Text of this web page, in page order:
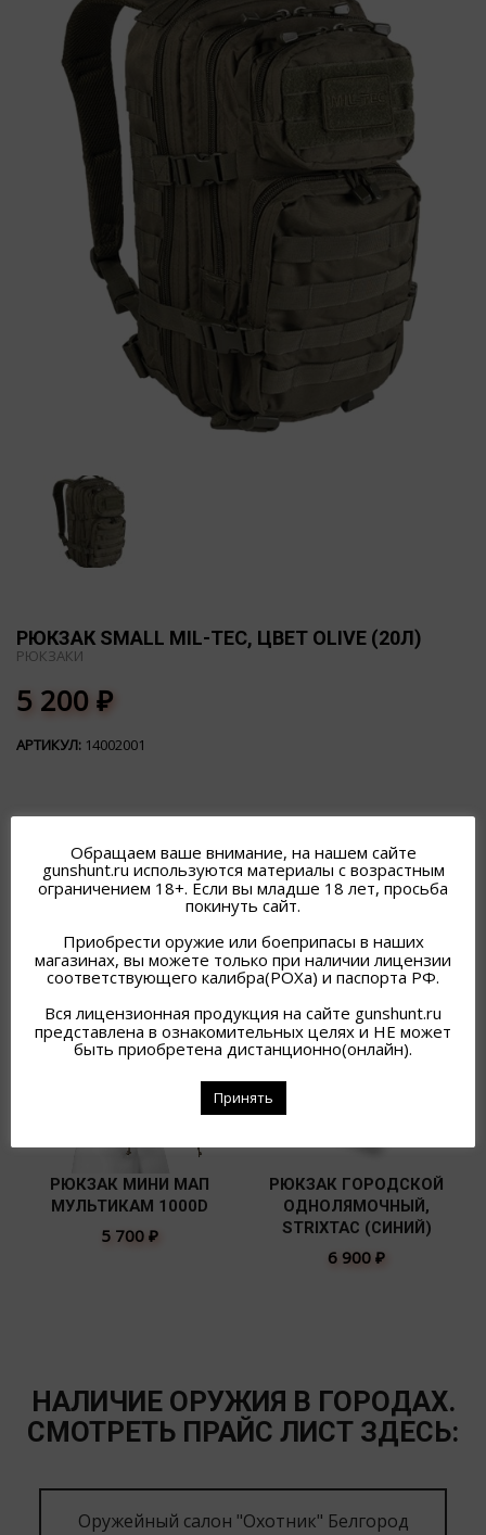
РЮКЗАК SMALL MIL-TEC, ЦВЕТ OLIVE (20Л)
РЮКЗАКИ
5 200₽
АРТИКУЛ: 14002001
ПОХОЖИЕ ТОВАРЫ
РЮКЗАК МИНИ МАП
МУЛЬТИКАМ 1000D
5 700 ₽
РЮКЗАК ГОРОДСКОЙ
ОДНОЛЯМОЧНЫЙ,
STRIXTAC (СИНИЙ)
6 900 ₽
НАЛИЧИЕ ОРУЖИЯ В ГОРОДАХ.
СМОТРЕТЬ ПРАЙС ЛИСТ ЗДЕСЬ:
Оружейный салон "Охотник" Белгород
Обращаем ваше внимание, на нашем сайте
gunshunt.ru используются материалы с возрастным
ограничением 18+. Если вы младше 18 лет, просьба
покинуть сайт.
Приобрести оружие или боеприпасы в наших
магазинах, вы можете только при наличии лицензии
соответствующего калибра(РОХа) и паспорта РФ.
Вся лицензионная продукция на сайте gunshunt.ru
представлена в ознакомительных целях и НЕ может
быть приобретена дистанционно(онлайн).
Принять